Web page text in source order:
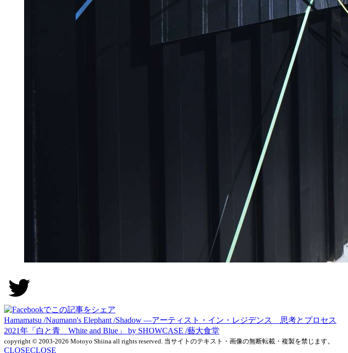
Hamamatsu /Naumann's Elephant /Shadow ―アーティスト・イン・レジデンス 思考とプロセス
2021年「白と青 White and Blue」 by SHOWCASE /藝大食堂
copyright © 2003-2026 Motoyo Shiina all rights reserved. 当サイトのテキスト・画像の無断転載・複製を禁じます。
CLOSECLOSE